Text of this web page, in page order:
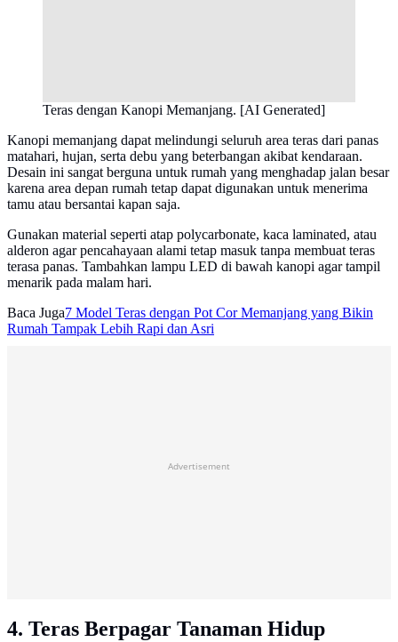
Teras dengan Kanopi Memanjang. [AI Generated]
Kanopi memanjang dapat melindungi seluruh area teras dari panas
matahari, hujan, serta debu yang beterbangan akibat kendaraan.
Desain ini sangat berguna untuk rumah yang menghadap jalan besar
karena area depan rumah tetap dapat digunakan untuk menerima
tamu atau bersantai kapan saja.
Gunakan material seperti atap polycarbonate, kaca laminated, atau
alderon agar pencahayaan alami tetap masuk tanpa membuat teras
terasa panas. Tambahkan lampu LED di bawah kanopi agar tampil
menarik pada malam hari.
Baca Juga7 Model Teras dengan Pot Cor Memanjang yang Bikin
Rumah Tampak Lebih Rapi dan Asri
Advertisement
4. Teras Berpagar Tanaman Hidup